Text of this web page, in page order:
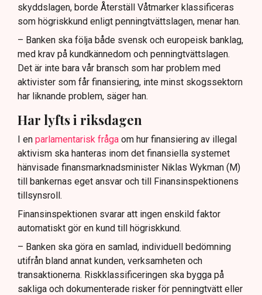
skyddslagen, borde Återställ Våtmarker klassificeras
som högriskkund enligt penningtvättslagen, menar han.
– Banken ska följa både svensk och europeisk banklag,
med krav på kundkännedom och penningtvättslagen.
Det är inte bara vår bransch som har problem med
aktivister som får finansiering, inte minst skogssektorn
har liknande problem, säger han.
Har lyfts i riksdagen
I en parlamentarisk fråga om hur finansiering av illegal
aktivism ska hanteras inom det finansiella systemet
hänvisade finansmarknadsminister Niklas Wykman (M)
till bankernas eget ansvar och till Finansinspektionens
tillsynsroll.
Finansinspektionen svarar att ingen enskild faktor
automatiskt gör en kund till högriskkund.
– Banken ska göra en samlad, individuell bedömning
utifrån bland annat kunden, verksamheten och
transaktionerna. Riskklassificeringen ska bygga på
sakliga och dokumenterade risker för penningtvätt eller